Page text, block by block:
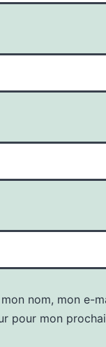
nom, mon e-
pour mon